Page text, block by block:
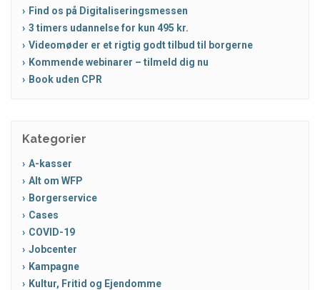
Find os på Digitaliseringsmessen
3 timers udannelse for kun 495 kr.
Videomøder er et rigtig godt tilbud til borgerne
Kommende webinarer – tilmeld dig nu
Book uden CPR
Kategorier
A-kasser
Alt om WFP
Borgerservice
Cases
COVID-19
Jobcenter
Kampagne
Kultur, Fritid og Ejendomme